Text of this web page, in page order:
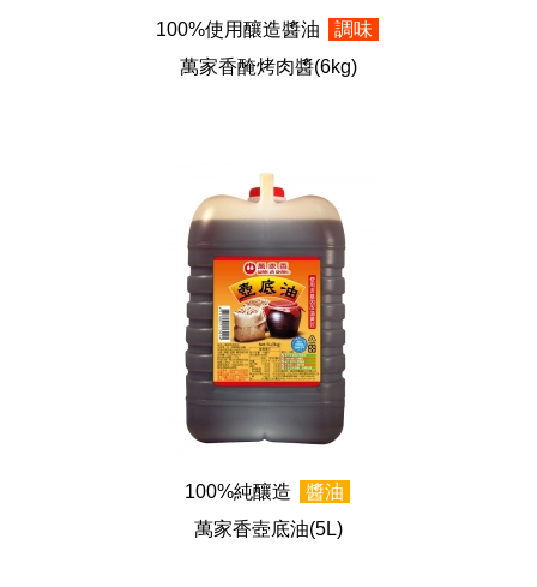
100%使用釀造醬油
調味
萬家香醃烤肉醬(6kg)
100%純釀造
醬油
萬家香壺底油(5L)